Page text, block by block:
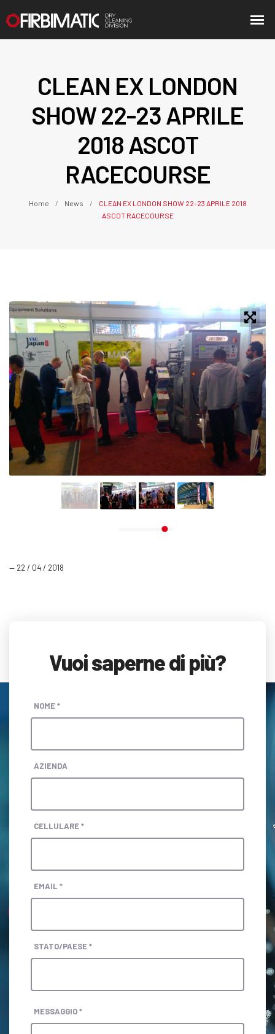
CLEAN EX LONDON
SHOW 22-23 APRILE
2018 ASCOT
RACECOURSE
Home News
CLEAN EX LONDON SHOW 22-23 APRILE 2018
ASCOT RACECOURSE
— 22 / 04 / 2018
Vuoi saperne di più?
NOME *
AZIENDA
CELLULARE *
EMAIL *
STATO/PAESE *
MESSAGGIO *